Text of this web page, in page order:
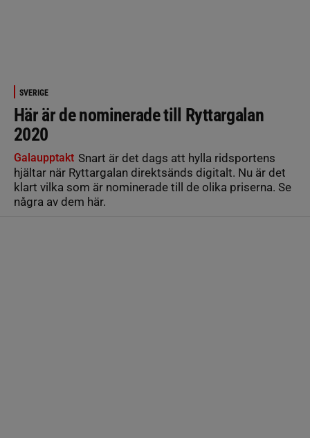
SVERIGE
Här är de nominerade till Ryttargalan
2020
Galaupptakt Snart är det dags att hylla ridsportens
hjältar när Ryttargalan direktsänds digitalt. Nu är det
klart vilka som är nominerade till de olika priserna. Se
några av dem här.